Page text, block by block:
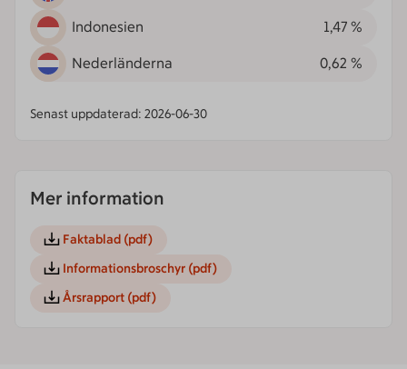
Indonesien 1,47 %
Nederländerna 0,62 %
Senast uppdaterad: 2026-06-30
Mer information
Faktablad (pdf)
Informationsbroschyr (pdf)
Årsrapport (pdf)